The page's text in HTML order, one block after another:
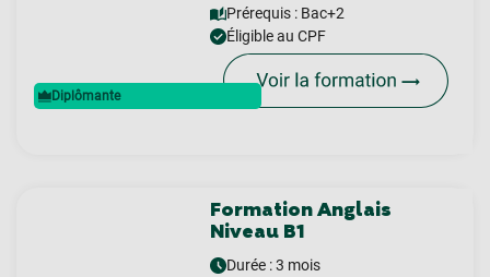
Diplômante
Prérequis : Bac+2
Éligible au CPF
Formation Anglais
Niveau B1
Durée : 3 mois